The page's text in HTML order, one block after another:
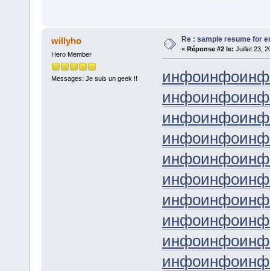
willyho
Hero Member
Messages: Je suis un geek !!
Re : sample resume for
« Réponse #2 le: Juillet 23,
инфоинфо
инфоинфо
инфоинфо
инфоинфо
инфоинфо
инфоинфо
инфоинфо
инфоинфо
инфоинфо
инфоинфо